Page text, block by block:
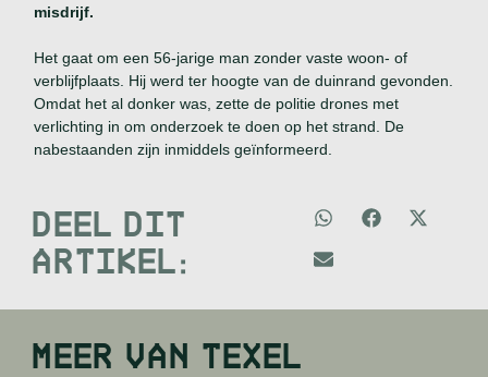
misdrijf.
Het gaat om een 56-jarige man zonder vaste woon- of
verblijfplaats. Hij werd ter hoogte van de duinrand gevonden.
Omdat het al donker was, zette de politie drones met
verlichting in om onderzoek te doen op het strand. De
nabestaanden zijn inmiddels geïnformeerd.
DEEL DIT
ARTIKEL:
MEER VANTEXEL